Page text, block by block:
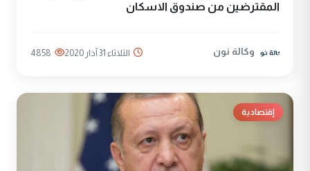
المقترضين من صندوق الاسكان
وكالة نون الثلاثاء 31 آذار 2020 4858
إقتصادية